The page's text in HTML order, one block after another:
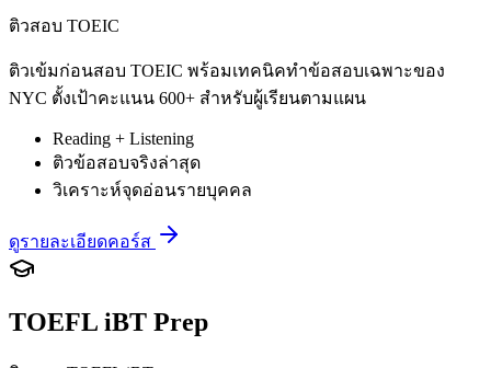
ติวสอบ TOEIC
ติวเข้มก่อนสอบ TOEIC พร้อมเทคนิคทำข้อสอบเฉพาะของ
NYC ตั้งเป้าคะแนน 600+ สำหรับผู้เรียนตามแผน
Reading + Listening
ติวข้อสอบจริงล่าสุด
วิเคราะห์จุดอ่อนรายบุคคล
ดูรายละเอียดคอร์ส
TOEFL iBT Prep